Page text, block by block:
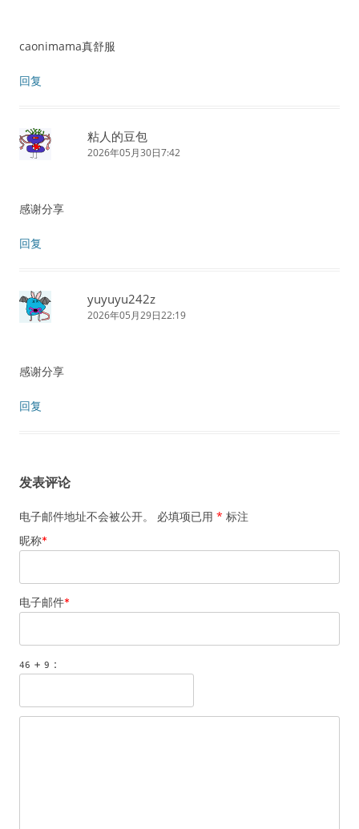
caonimama真舒服
回复
粘人的豆包
2026年05月30日7:42
感谢分享
回复
yuyuyu242z
2026年05月29日22:19
感谢分享
回复
发表评论
电子邮件地址不会被公开。 必填项已用 * 标注
昵称*
电子邮件*
46 + 9 ：